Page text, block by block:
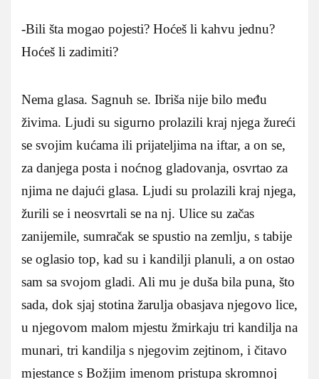
-Bili šta mogao pojesti? Hoćeš li kahvu jednu?
Hoćeš li zadimiti?
Nema glasa. Sagnuh se. Ibriša nije bilo među
živima. Ljudi su sigurno prolazili kraj njega žureći
se svojim kućama ili prijateljima na iftar, a on se,
za danjega posta i noćnog gladovanja, osvrtao za
njima ne dajući glasa. Ljudi su prolazili kraj njega,
žurili se i neosvrtali se na nj. Ulice su začas
zanijemile, sumračak se spustio na zemlju, s tabije
se oglasio top, kad su i kandilji planuli, a on ostao
sam sa svojom gladi. Ali mu je duša bila puna, što
sada, dok sjaj stotina žarulja obasjava njegovo lice,
u njegovom malom mjestu žmirkaju tri kandilja na
munari, tri kandilja s njegovim zejtinom, i čitavo
mjestance s Božjim imenom pristupa skromnoj